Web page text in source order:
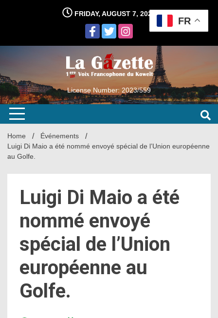
FRIDAY, AUGUST 7, 2026
License Number: 2023/559
Home
Événements
Luigi Di Maio a été nommé envoyé spécial de l’Union européenne
au Golfe.
Luigi Di Maio a été
nommé envoyé
spécial de l’Union
européenne au
Golfe.
FR